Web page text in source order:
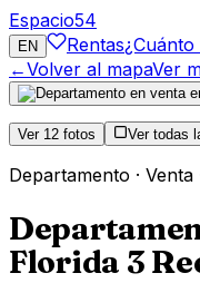
Espacio54
EN Rentas¿Cuánto
←Volver al mapaVer
Ver 12 fotos Ver todas
Departamento · Venta
Florida 3